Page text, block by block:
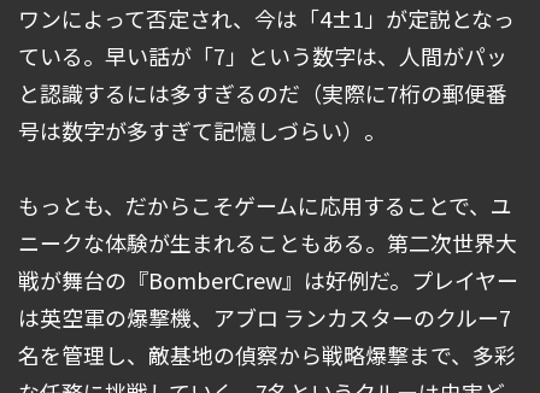
ワンによって否定され、今は「4±1」が定説となっ
ている。早い話が「7」という数字は、人間がパッ
と認識するには多すぎるのだ（実際に7桁の郵便番
号は数字が多すぎて記憶しづらい）。
もっとも、だからこそゲームに応用することで、ユ
ニークな体験が生まれることもある。第二次世界大
戦が舞台の『BomberCrew』は好例だ。プレイヤー
は英空軍の爆撃機、アブロ ランカスターのクルー7
名を管理し、敵基地の偵察から戦略爆撃まで、多彩